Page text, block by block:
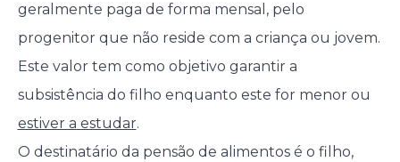
geralmente paga de forma mensal, pelo
progenitor que não reside com a criança ou jovem.
Este valor tem como objetivo garantir a
subsistência do filho enquanto este for menor ou
estiver a estudar.
O destinatário da pensão de alimentos é o filho,